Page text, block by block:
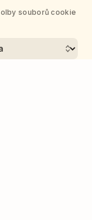
souborů cookie